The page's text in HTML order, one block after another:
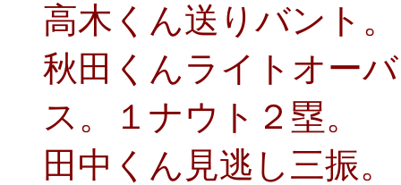
高木くん送りバント
秋田くんライトオー
ス。１ナウト２塁。
田中くん見逃し三振